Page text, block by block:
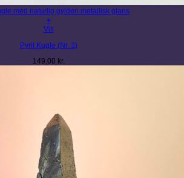
+
Vis
Pyrit Kugle (Nr. 3)
149,00 kr.